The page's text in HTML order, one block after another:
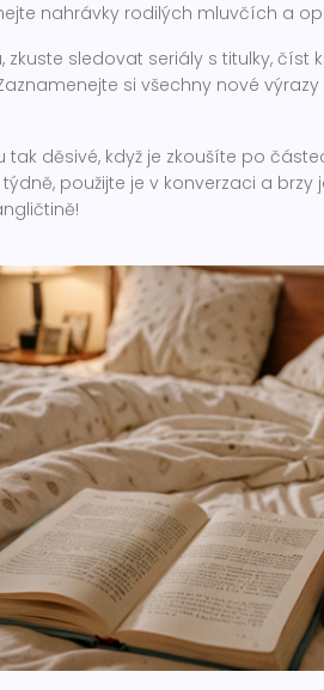
nahrávky rodilých mluvčích a
zkuste sledovat seriály s titulky,
si všechny nové
tak děsivé, když je zkoušíte po
použijte je v konverzaci a